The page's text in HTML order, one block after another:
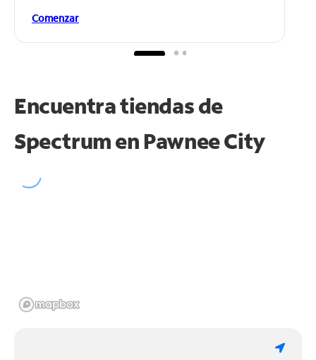
Comenzar
Encuentra tiendas de
Spectrum en Pawnee City